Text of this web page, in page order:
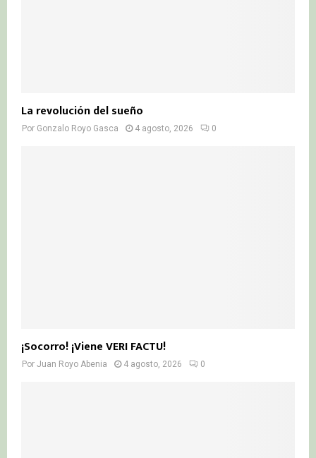
La revolución del sueño
Por Gonzalo Royo Gasca 4 agosto, 2026 0
¡Socorro! ¡Viene VERI FACTU!
Por Juan Royo Abenia 4 agosto, 2026 0